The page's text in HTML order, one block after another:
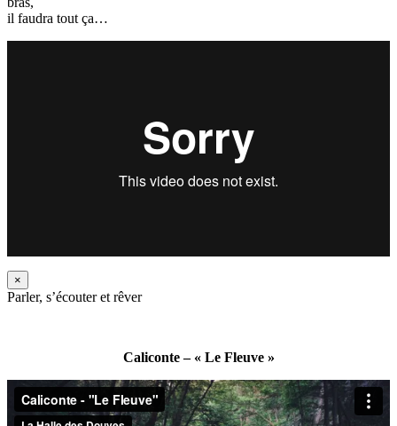
il faudra tout ça…
×
Parler, s’écouter et rêver
Caliconte – « Le Fleuve »